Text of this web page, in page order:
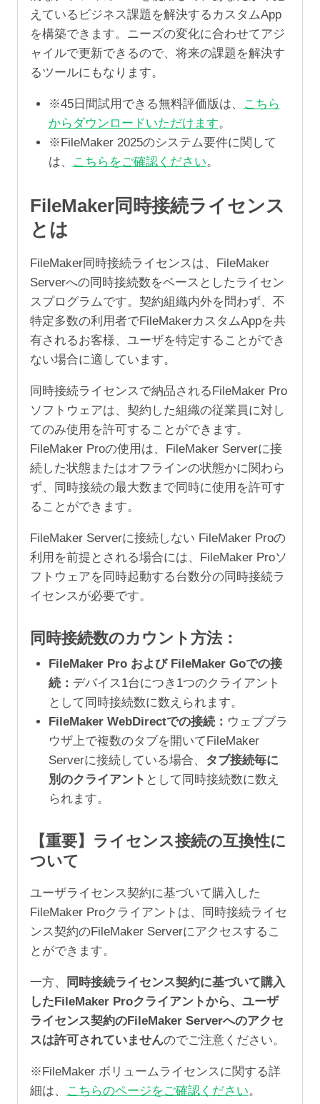
えているビジネス課題を解決するカスタムApp
を構築できます。ニーズの変化に合わせてアジ
ャイルで更新できるので、将来の課題を解決す
るツールにもなります。
※45日間試用できる無料評価版は、
こちら
からダウンロードいただけます。
※FileMaker 2025のシステム要件に関して
は、
こちらをご確認ください。
FileMaker同時接続ライセンス
とは
FileMaker同時接続ライセンスは、FileMaker
Serverへの同時接続数をベースとしたライセン
スプログラムです。契約組織内外を問わず、不
特定多数の利用者でFileMakerカスタムAppを共
有されるお客様、ユーザを特定することができ
ない場合に適しています。
同時接続ライセンスで納品されるFileMaker Pro
ソフトウェアは、契約した組織の従業員に対し
てのみ使用を許可することができます。
FileMaker Proの使用は、FileMaker Serverに接
続した状態またはオフラインの状態かに関わら
ず、同時接続の最大数まで同時に使用を許可す
ることができます。
FileMaker Serverに接続しない FileMaker Proの
利用を前提とされる場合には、FileMaker Proソ
フトウェアを同時起動する台数分の同時接続ラ
イセンスが必要です。
同時接続数のカウント方法：
FileMaker Pro および FileMaker Goでの接
続： デバイス1台につき1つのクライアント
として同時接続数に数えられます。
FileMaker WebDirectでの接続： ウェブブラ
ウザ上で複数のタブを開いてFileMaker
Serverに接続している場合、 タブ接続毎に
別のクライアント として同時接続数に数え
られます。
【重要】ライセンス接続の互換性に
ついて
ユーザライセンス契約に基づいて購入した
FileMaker Proクライアントは、同時接続ライセ
ンス契約のFileMaker Serverにアクセスするこ
とができます。
一方、
同時接続ライセンス契約に基づいて購入
したFileMaker Proクライアントから、ユーザ
ライセンス契約のFileMaker Serverへのアクセ
スは許可されていませんのでご注意ください。
※FileMaker ボリュームライセンスに関する詳
細は、
こちらのページをご確認ください。